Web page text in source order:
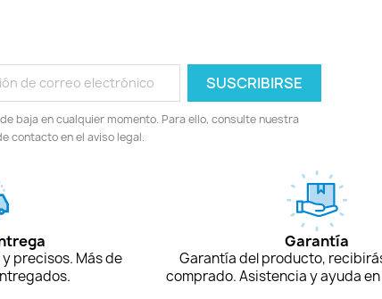
baja en cualquier momento. Para ello, consulte nuestra
contacto en el aviso legal.
precisos. Más de
Garantía
Garantía del producto,
comprado. Asistencia y ayuda